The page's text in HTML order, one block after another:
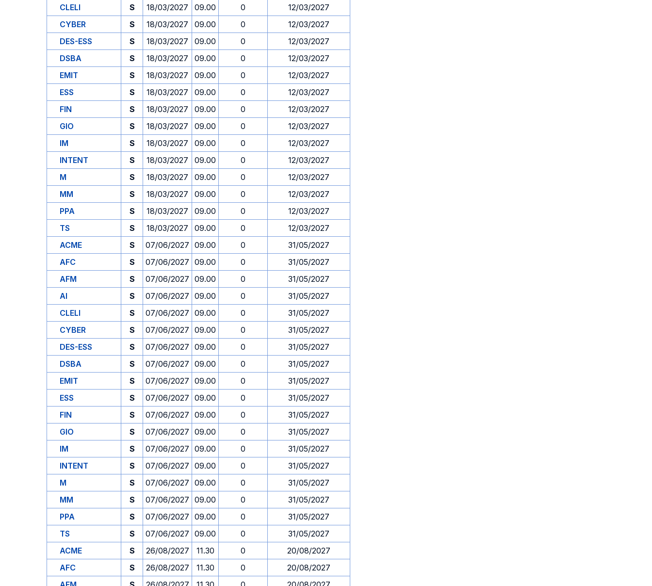
CLELI
S 18/03/2027 09.00 0
12/03/2027
CYBER
S 18/03/2027 09.00 0
12/03/2027
DES-ESS
S 18/03/2027 09.00 0
12/03/2027
DSBA
S 18/03/2027 09.00 0
12/03/2027
EMIT
S 18/03/2027 09.00 0
12/03/2027
ESS
S 18/03/2027 09.00 0
12/03/2027
FIN
S 18/03/2027 09.00 0
12/03/2027
GIO
S 18/03/2027 09.00 0
12/03/2027
IM
S 18/03/2027 09.00 0
12/03/2027
INTENT
S 18/03/2027 09.00 0
12/03/2027
M
S 18/03/2027 09.00 0
12/03/2027
MM
S 18/03/2027 09.00 0
12/03/2027
PPA
S 18/03/2027 09.00 0
12/03/2027
TS
S 18/03/2027 09.00 0
12/03/2027
ACME
S 07/06/2027 09.00 0
31/05/2027
AFC
S 07/06/2027 09.00 0
31/05/2027
AFM
S 07/06/2027 09.00 0
31/05/2027
AI
S 07/06/2027 09.00 0
31/05/2027
CLELI
S 07/06/2027 09.00 0
31/05/2027
CYBER
S 07/06/2027 09.00 0
31/05/2027
DES-ESS
S 07/06/2027 09.00 0
31/05/2027
DSBA
S 07/06/2027 09.00 0
31/05/2027
EMIT
S 07/06/2027 09.00 0
31/05/2027
ESS
S 07/06/2027 09.00 0
31/05/2027
FIN
S 07/06/2027 09.00 0
31/05/2027
GIO
S 07/06/2027 09.00 0
31/05/2027
IM
S 07/06/2027 09.00 0
31/05/2027
INTENT
S 07/06/2027 09.00 0
31/05/2027
M
S 07/06/2027 09.00 0
31/05/2027
MM
S 07/06/2027 09.00 0
31/05/2027
PPA
S 07/06/2027 09.00 0
31/05/2027
TS
S 07/06/2027 09.00 0
31/05/2027
ACME
S 26/08/2027 11.30 0
20/08/2027
AFC
S 26/08/2027 11.30 0
20/08/2027